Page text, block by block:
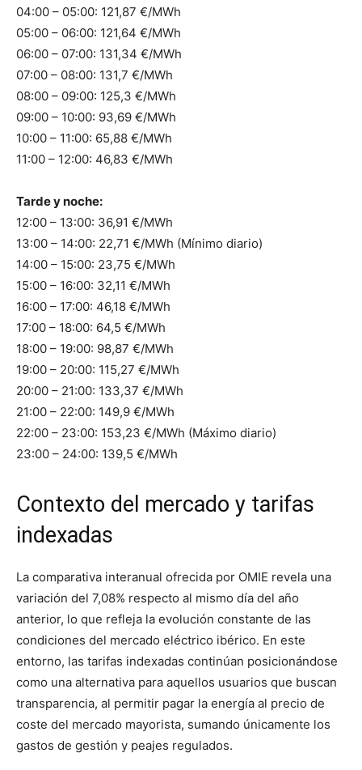
04:00 – 05:00: 121,87 €/MWh
05:00 – 06:00: 121,64 €/MWh
06:00 – 07:00: 131,34 €/MWh
07:00 – 08:00: 131,7 €/MWh
08:00 – 09:00: 125,3 €/MWh
09:00 – 10:00: 93,69 €/MWh
10:00 – 11:00: 65,88 €/MWh
11:00 – 12:00: 46,83 €/MWh
Tarde y noche:
12:00 – 13:00: 36,91 €/MWh
13:00 – 14:00: 22,71 €/MWh (Mínimo diario)
14:00 – 15:00: 23,75 €/MWh
15:00 – 16:00: 32,11 €/MWh
16:00 – 17:00: 46,18 €/MWh
17:00 – 18:00: 64,5 €/MWh
18:00 – 19:00: 98,87 €/MWh
19:00 – 20:00: 115,27 €/MWh
20:00 – 21:00: 133,37 €/MWh
21:00 – 22:00: 149,9 €/MWh
22:00 – 23:00: 153,23 €/MWh (Máximo diario)
23:00 – 24:00: 139,5 €/MWh
Contexto del mercado y tarifas
indexadas
La comparativa interanual ofrecida por OMIE revela una
variación del 7,08% respecto al mismo día del año
anterior, lo que refleja la evolución constante de las
condiciones del mercado eléctrico ibérico. En este
entorno, las tarifas indexadas continúan posicionándose
como una alternativa para aquellos usuarios que buscan
transparencia, al permitir pagar la energía al precio de
coste del mercado mayorista, sumando únicamente los
gastos de gestión y peajes regulados.